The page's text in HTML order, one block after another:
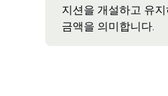
지션을 개설하고 유
금액을 의미합니다.